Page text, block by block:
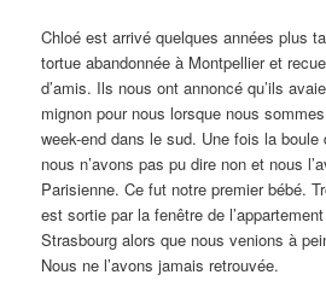
Chloé est arrivé quelques années plus
tortue abandonnée à Montpellier et
d’amis. Ils nous ont annoncé qu’ils
mignon pour nous lorsque nous
week-end dans le sud. Une fois la
nous n’avons pas pu dire non et nous
Parisienne. Ce fut notre premier bébé.
est sortie par la fenêtre de
Strasbourg alors que nous venions à
Nous ne l’avons jamais retrouvée.